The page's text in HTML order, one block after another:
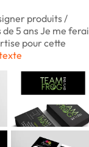
produits /
5 ans Je me ferai
pour cette